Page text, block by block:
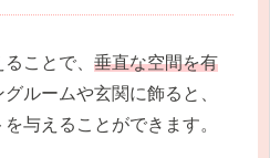
ことで、 垂直な空間を有
グルームや玄関に飾ると、
与えることができます。